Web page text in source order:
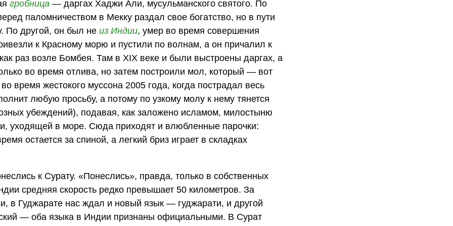
гробница — даргах Хаджи Али, мусульманского святого. По
паломничеством в Мекку раздал свое богатство, но в пути
По другой, он был неиз Индии, умер во время совершения
к Красному морю и пустили по волнам, а он причалил к
раз возле Бомбея. Там в XIX веке и были выстроены даргах, а
во время отлива, но затем построили мол, который — вот
время жестокого муссона 2005 года, когда пострадал весь
любую просьбу, а потому по узкому молу к нему тянется
убеждений), подавая, как заложено исламом, милостыню
уходящей в море. Сюда приходят и влюбленные парочки:
остается за спиной, а легкий бриз играет в складках
к Сурату. «Понеслись», правда, только в собственных
средняя скорость редко превышает 50 километров. За
в Гуджарате нас ждал и новый язык — гуджарати, и другой
— оба языка в Индии признаны официальными. В Сурат